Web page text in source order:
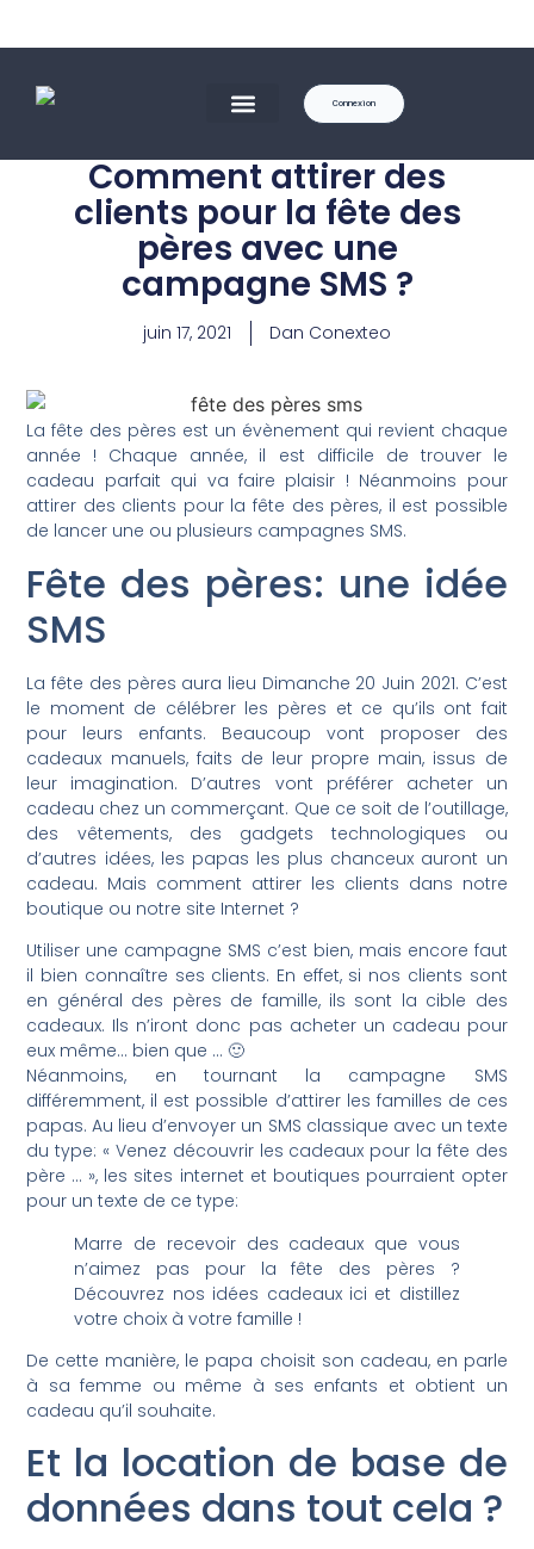
Connexion
Comment attirer des
clients pour la fête des
pères avec une
campagne SMS ?
juin 17, 2021 Dan Conexteo
La fête des pères est un évènement qui revient chaque
année ! Chaque année, il est difficile de trouver le
cadeau parfait qui va faire plaisir ! Néanmoins pour
attirer des clients pour la fête des pères, il est possible
de lancer une ou plusieurs campagnes SMS.
Fête des pères: une idée
SMS
La fête des pères aura lieu Dimanche 20 Juin 2021. C’est
le moment de célébrer les pères et ce qu’ils ont fait
pour leurs enfants. Beaucoup vont proposer des
cadeaux manuels, faits de leur propre main, issus de
leur imagination. D’autres vont préférer acheter un
cadeau chez un commerçant. Que ce soit de l’outillage,
des vêtements, des gadgets technologiques ou
d’autres idées, les papas les plus chanceux auront un
cadeau. Mais comment attirer les clients dans notre
boutique ou notre site Internet ?
Utiliser une campagne SMS c’est bien, mais encore faut
il bien connaître ses clients. En effet, si nos clients sont
en général des pères de famille, ils sont la cible des
cadeaux. Ils n’iront donc pas acheter un cadeau pour
eux même… bien que … 🙂
Néanmoins, en tournant la campagne SMS
différemment, il est possible d’attirer les familles de ces
papas. Au lieu d’envoyer un SMS classique avec un texte
du type: « Venez découvrir les cadeaux pour la fête des
père … », les sites internet et boutiques pourraient opter
pour un texte de ce type:
Marre de recevoir des cadeaux que vous
n’aimez pas pour la fête des pères ?
Découvrez nos idées cadeaux ici et distillez
votre choix à votre famille !
De cette manière, le papa choisit son cadeau, en parle
à sa femme ou même à ses enfants et obtient un
cadeau qu’il souhaite.
Et la location de base de
données dans tout cela ?